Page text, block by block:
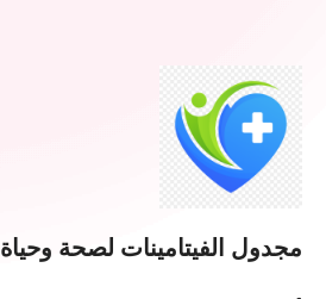
مجدول الفيتامينات لصحة وحياة